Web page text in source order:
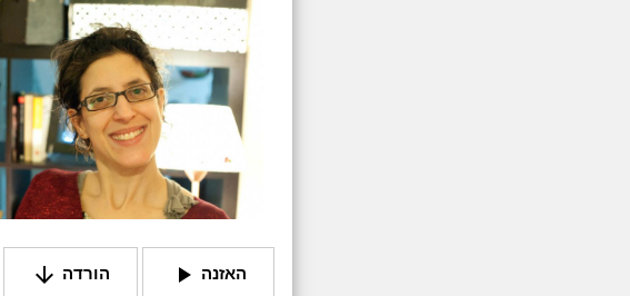
האזנה play_arrow הורדה arrow_downward